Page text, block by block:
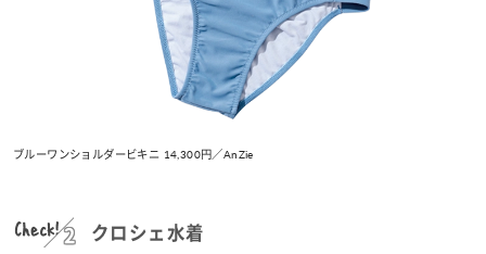
ブルーワンショルダービキニ 14,300円／AnZie
Check! クロシェ水着